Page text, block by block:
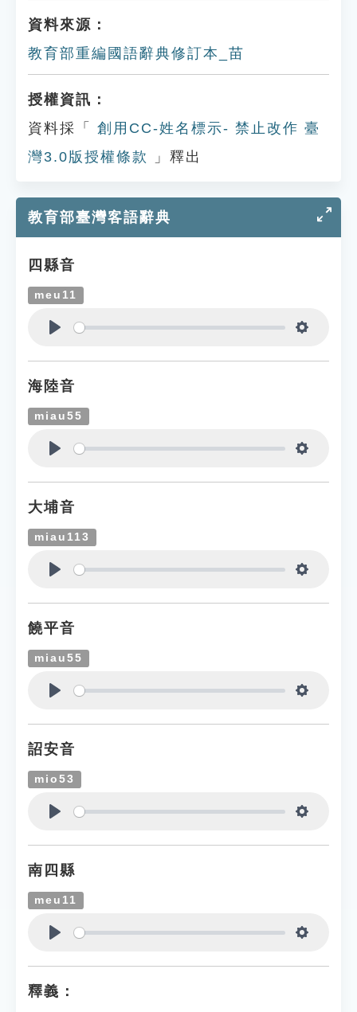
資料來源：
教育部重編國語辭典修訂本_苗
授權資訊：
資料採「
創用CC-姓名標示- 禁止改作 臺
灣3.0版授權條款
」釋出
教育部臺灣客語辭典
四縣音
meu11
海陸音
miau55
大埔音
miau113
饒平音
miau55
詔安音
mio53
南四縣
meu11
釋義：